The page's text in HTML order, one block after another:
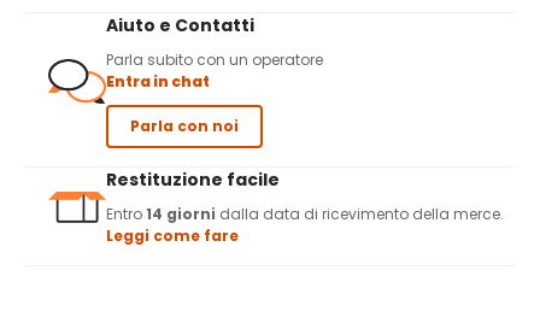
Aiuto e Contatti
Parla subito con un operatore
Entra in chat
Parla con noi
Restituzione facile
Entro14 giorni dalla data di ricevimento della merce.
Leggi come fare